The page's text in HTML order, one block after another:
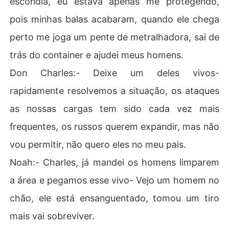
conseguindo tamanho poder de ataque?- Alguém deve
ria os estar ajudando, talvez algum capo na fronteira, v
ou mandar investigar.Daniel:- Filho acho que chegou a h
ora de pensar melhor sobre o casamento, podemos traz
er fotos das moças que estão disponíveis aqui, mas talv
diamos o quanto foi possível, você se tornou Don há alg
um tempo e o conselho está pressionando.CHARLES BAI
LEYMeu nome é Charles Bailey, me tornei Don há 3 mes
es, assumi, pois meu pai estava cansado, ele é meu sub
chefe e meu primo Noah è meu consigliere, o conselho
concordo com a minha ascensão se eu me casasse no
prazo de 4 meses, adiei o quanto pude, pois quero cont
inuar com a minha vida de solteiro, mas infelizmente nã
o posso adiar mais ou serei deposto.Charles:- Vou mand
ar investigar os Dons Do México e do Canada e nossos
capos, sei que não posso mais adiar pai.-Meu pai me ol
ha satisfeito.Daniel:- Suba e tome um banho, depois ve
pois minhas balas acabaram, quando ele chega
perto me joga um pente de metralhadora, sai de
trás do container e ajudei meus homens.
Don Charles:- Deixe um deles vivos-
rapidamente resolvemos a situação, os ataques
as nossas cargas tem sido cada vez mais
frequentes, os russos querem expandir, mas não
vou permitir, não quero eles no meu pais.
Noah:- Charles, já mandei os homens limparem
a área e pegamos esse vivo- Vejo um homem no
chão, ele está ensanguentado, tomou um tiro
mais vai sobreviver.